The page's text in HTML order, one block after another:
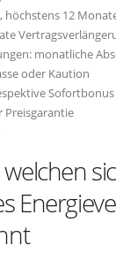
höchstens 12
monatliche
oder Kaution
Sofortbonus
Preisgarantie